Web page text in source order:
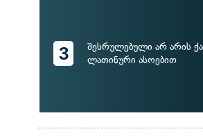
3
შესრულებული არ არის
ლათინური ასოებით